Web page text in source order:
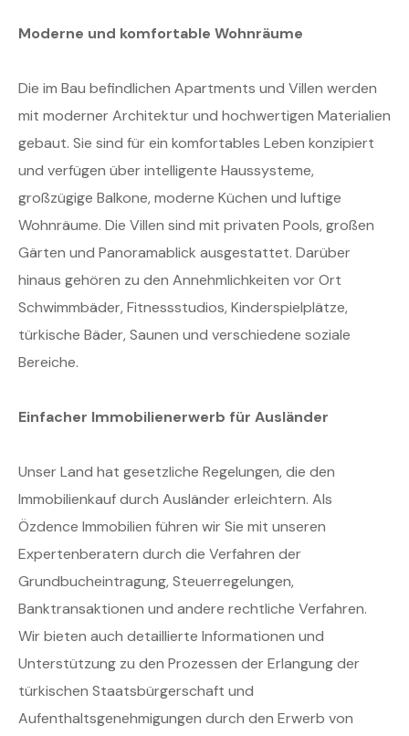
Moderne und komfortable Wohnräume
Die im Bau befindlichen Apartments und Villen werden
mit moderner Architektur und hochwertigen Materialien
gebaut. Sie sind für ein komfortables Leben konzipiert
und verfügen über intelligente Haussysteme,
großzügige Balkone, moderne Küchen und luftige
Wohnräume. Die Villen sind mit privaten Pools, großen
Gärten und Panoramablick ausgestattet. Darüber
hinaus gehören zu den Annehmlichkeiten vor Ort
Schwimmbäder, Fitnessstudios, Kinderspielplätze,
türkische Bäder, Saunen und verschiedene soziale
Bereiche.
Einfacher Immobilienerwerb für Ausländer
Unser Land hat gesetzliche Regelungen, die den
Immobilienkauf durch Ausländer erleichtern. Als
Özdence Immobilien führen wir Sie mit unseren
Expertenberatern durch die Verfahren der
Grundbucheintragung, Steuerregelungen,
Banktransaktionen und andere rechtliche Verfahren.
Wir bieten auch detaillierte Informationen und
Unterstützung zu den Prozessen der Erlangung der
türkischen Staatsbürgerschaft und
Aufenthaltsgenehmigungen durch den Erwerb von